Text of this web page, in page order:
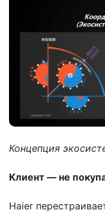
Концепция
Клиент — не
Haier